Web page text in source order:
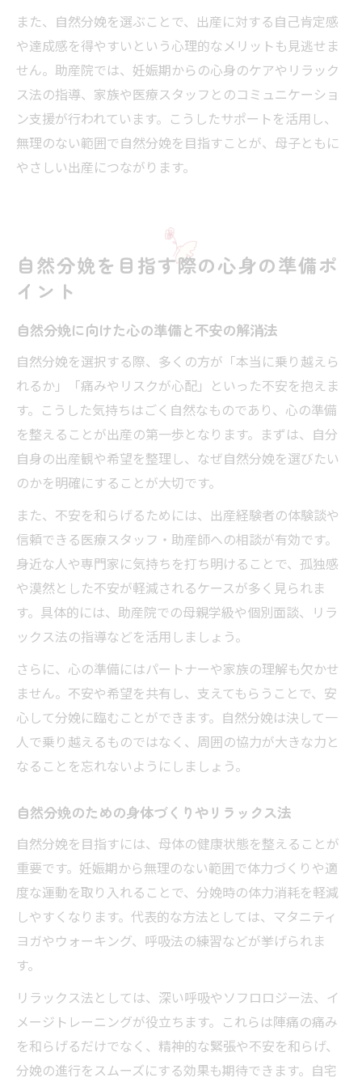
また、自然分娩を選ぶことで、出産に対する自己肯定感
や達成感を得やすいという心理的なメリットも見逃せま
せん。助産院では、妊娠期からの心身のケアやリラック
ス法の指導、家族や医療スタッフとのコミュニケーショ
ン支援が行われています。こうしたサポートを活用し、
無理のない範囲で自然分娩を目指すことが、母子ともに
やさしい出産につながります。
自然分娩を目指す際の心身の準備ポ
イント
自然分娩に向けた心の準備と不安の解消法
自然分娩を選択する際、多くの方が「本当に乗り越えら
れるか」「痛みやリスクが心配」といった不安を抱えま
す。こうした気持ちはごく自然なものであり、心の準備
を整えることが出産の第一歩となります。まずは、自分
自身の出産観や希望を整理し、なぜ自然分娩を選びたい
のかを明確にすることが大切です。
また、不安を和らげるためには、出産経験者の体験談や
信頼できる医療スタッフ・助産師への相談が有効です。
身近な人や専門家に気持ちを打ち明けることで、孤独感
や漠然とした不安が軽減されるケースが多く見られま
す。具体的には、助産院での母親学級や個別面談、リラ
ックス法の指導などを活用しましょう。
さらに、心の準備にはパートナーや家族の理解も欠かせ
ません。不安や希望を共有し、支えてもらうことで、安
心して分娩に臨むことができます。自然分娩は決して一
人で乗り越えるものではなく、周囲の協力が大きな力と
なることを忘れないようにしましょう。
自然分娩のための身体づくりやリラックス法
自然分娩を目指すには、母体の健康状態を整えることが
重要です。妊娠期から無理のない範囲で体力づくりや適
度な運動を取り入れることで、分娩時の体力消耗を軽減
しやすくなります。代表的な方法としては、マタニティ
ヨガやウォーキング、呼吸法の練習などが挙げられま
す。
リラックス法としては、深い呼吸やソフロロジー法、イ
メージトレーニングが役立ちます。これらは陣痛の痛み
を和らげるだけでなく、精神的な緊張や不安を和らげ、
分娩の進行をスムーズにする効果も期待できます。自宅